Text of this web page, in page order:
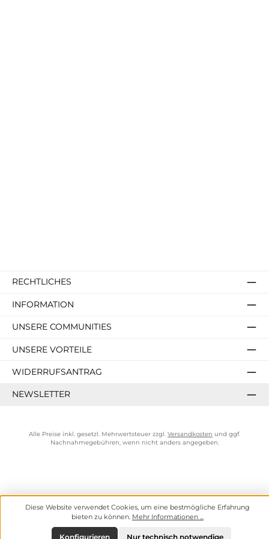
RECHTLICHES
INFORMATION
UNSERE COMMUNITIES
UNSERE VORTEILE
WIDERRUFSANTRAG
NEWSLETTER
Alle Preise inkl. gesetzl. Mehrwertsteuer zzgl. Versandkosten und ggf.
Nachnahmegebühren, wenn nicht anders angegeben.
Diese Website verwendet Cookies, um eine bestmögliche Erfahrung
bieten zu können. Mehr Informationen ...
Nur technisch notwendige
Konfigurieren